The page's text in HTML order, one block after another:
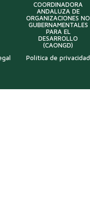
COORDINADORA
ANDALUZA DE
ORGANIZACIONES NO
GUBERNAMENTALES
PARA EL
DESARROLLO
(CAONGD)
Política de privacidad